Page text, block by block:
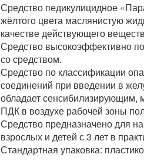
Средство педикулицидное
жёлтого цвета маслянистую
качестве действующего
Средство высокоэффективно
со средством.
Средство по классификации
соединений при введении в
обладает
ПДК в воздухе рабочей зоны
Средство предназначено для
взрослых и детей с 3 лет в
Стандартная упаковка: